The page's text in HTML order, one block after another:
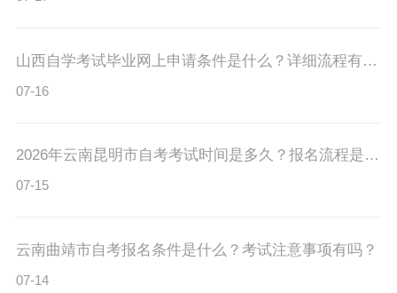
山西自学考试毕业网上申请条件是什么？详细流程有吗？
07-16
2026年云南昆明市自考考试时间是多久？报名流程是什么？
07-15
云南曲靖市自考报名条件是什么？考试注意事项有吗？
07-14